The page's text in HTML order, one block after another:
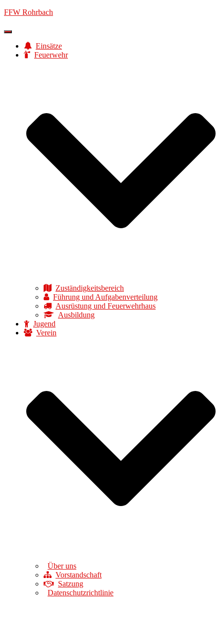
FFW Rohrbach
Navigation
umschaltenEinsätze
Feuerwehr
Zuständigkeitsbereich
Führung und Aufgabenverteilung
Ausrüstung und Feuerwehrhaus
Ausbildung
Jugend
Verein
Über uns
Vorstandschaft
Satzung
Datenschutzrichtlinie